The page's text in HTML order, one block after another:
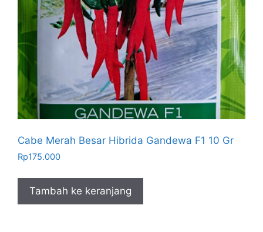
Cabe Merah Besar Hibrida Gandewa F1 10 Gr
Rp175.000
Tambah ke keranjang